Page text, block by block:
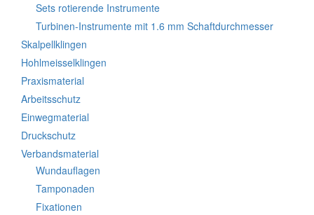
Sets rotierende Instrumente
Turbinen-Instrumente mit 1.6 mm Schaftdurchmesser
Skalpellklingen
Hohlmeisselklingen
Praxismaterial
Arbeitsschutz
Einwegmaterial
Druckschutz
Verbandsmaterial
Wundauflagen
Tamponaden
Fixationen